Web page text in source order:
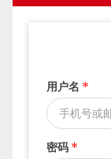
用户名 *
密码 *